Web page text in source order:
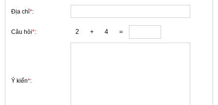
Địa chỉ*:
Câu hỏi*:
Ý kiến*: